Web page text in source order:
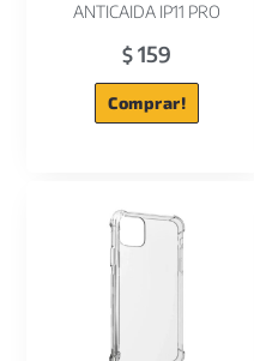
ANTICAIDA IP11 PRO
$ 159
Comprar!